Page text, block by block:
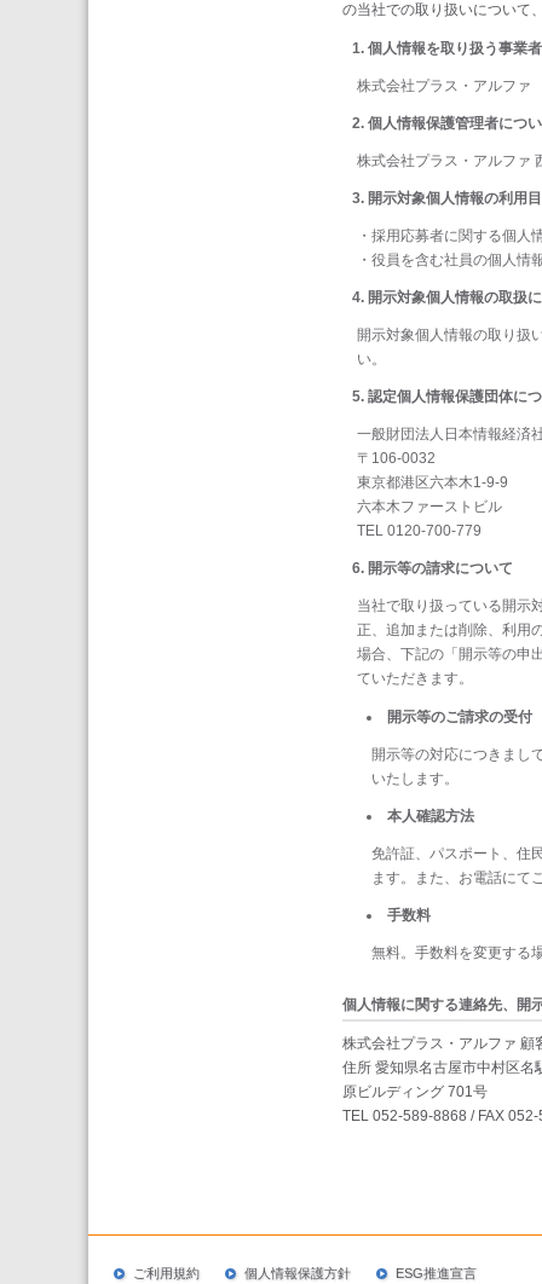
の当社での取り扱いについて
個人情報を取り扱う事業
株式会社プラス・アルファ
個人情報保護管理者につ
株式会社プラス・アルファ
開示対象個人情報の利用
・採用応募者に関する個人
・役員を含む社員の個人情
開示対象個人情報の取扱
開示対象個人情報の取り扱
い。
認定個人情報保護団体に
一般財団法人日本情報経済
〒106-0032
東京都港区六本木1-9-9
六本木ファーストビル
TEL 0120-700-779
開示等の請求について
当社で取り扱っている開示
正、追加または削除、利用
場合、下記の「開示等の申
ていただきます。
開示等のご請求の受付
開示等の対応につきまし
いたします。
本人確認方法
免許証、パスポート、住
ます。また、お電話にて
手数料
無料。手数料を変更する
個人情報に関する連絡先、開
株式会社プラス・アルファ 顧
住所 愛知県名古屋市中村区名
原ビルディング 701号
TEL 052-589-8868 / FAX
ご利用規約 個人情報保護方針 ESG推進宣言